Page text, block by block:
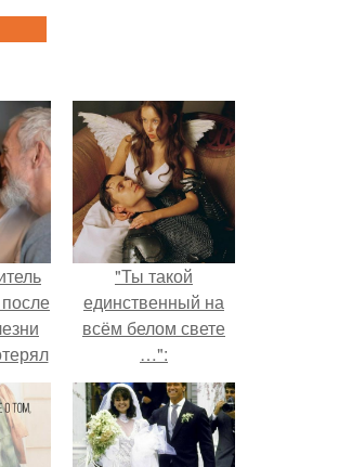
но
с
"Ты такой
единственный на
всём белом свете
…":